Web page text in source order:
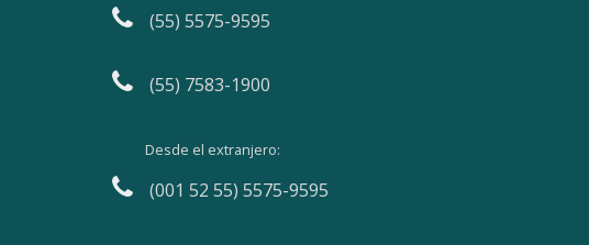
(55) 5575-9595
(55) 7583-1900
Desde el extranjero:
(001 52 55) 5575-9595